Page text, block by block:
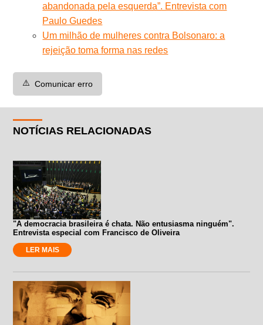
abandonada pela esquerda”. Entrevista com
Paulo Guedes
Um milhão de mulheres contra Bolsonaro: a
rejeição toma forma nas redes
⚠️ Comunicar erro
NOTÍCIAS RELACIONADAS
"A democracia brasileira é chata. Não entusiasma ninguém".
Entrevista especial com Francisco de Oliveira
LER MAIS